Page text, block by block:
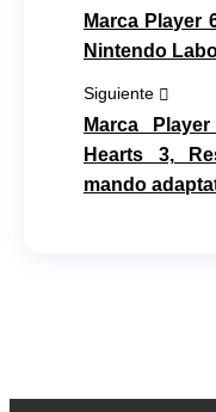
Marca Player
Nintendo
Siguiente
Marca
Hearts 3,
mando